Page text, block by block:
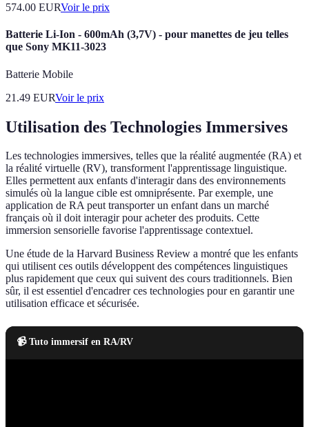
574.00 EURVoir le prix
Batterie Li-Ion - 600mAh (3,7V) - pour manettes de jeu telles
que Sony MK11-3023
Batterie Mobile
21.49 EURVoir le prix
Utilisation des Technologies Immersives
Les technologies immersives, telles que la réalité augmentée (RA) et
la réalité virtuelle (RV), transforment l'apprentissage linguistique.
Elles permettent aux enfants d'interagir dans des environnements
simulés où la langue cible est omniprésente. Par exemple, une
application de RA peut transporter un enfant dans un marché
français où il doit interagir pour acheter des produits. Cette
immersion sensorielle favorise l'apprentissage contextuel.
Une étude de la Harvard Business Review a montré que les enfants
qui utilisent ces outils développent des compétences linguistiques
plus rapidement que ceux qui suivent des cours traditionnels. Bien
sûr, il est essentiel d'encadrer ces technologies pour en garantir une
utilisation efficace et sécurisée.
📹 Tuto immersif en RA/RV